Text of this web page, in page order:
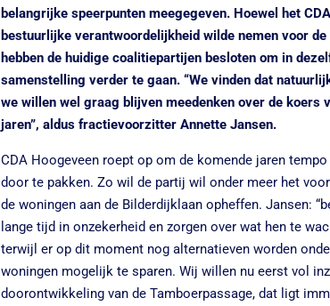
belangrijke speerpunten meegegeven. Hoewel het
bestuurlijke verantwoordelijkheid wilde nemen voor de
hebben de huidige coalitiepartijen besloten om in
samenstelling verder te gaan. “We vinden dat
we willen wel graag blijven meedenken over de koers
jaren”, aldus fractievoorzitter Annette Jansen.
CDA Hoogeveen roept op om de komende jaren
door te pakken. Zo wil de partij wil onder meer het
de woningen aan de Bilderdijklaan opheffen. Jansen:
lange tijd in onzekerheid en zorgen over wat hen te
terwijl er op dit moment nog alternatieven worden
woningen mogelijk te sparen. Wij willen nu eerst vol
doorontwikkeling van de Tamboerpassage, dat ligt